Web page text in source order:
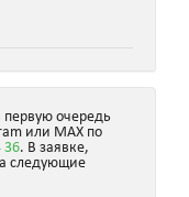
первую очередь
или MAX по
36. В заявке,
следующие